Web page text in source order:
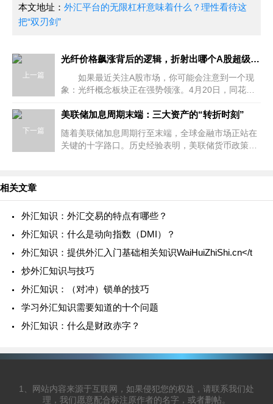
本文地址： 外汇平台的无限杠杆意味着什么？理性看待这
把“双刃剑”
上一篇
光纤价格飙涨背后的逻辑，折射出哪个A股超级赛道？
如果最近关注A股市场，你可能会注意到一个现
象：光纤概念板块正在强势领涨。4月20日，同花顺
光电等多只个股联袂涨停;4月以来，该
下一篇
美联储加息周期末端：三大资产的“转折时刻”
随着美联储加息周期行至末端，全球金融市场正站在
关键的十字路口。历史经验表明，美联储货币政策的
相关文章
外汇知识：外汇交易的特点有哪些？
外汇知识：什么是动向指数（DMI）？
外汇知识：提供外汇入门基础相关知识WaiHuiZhiShi.cn</t
炒外汇知识与技巧
外汇知识：（对冲）锁单的技巧
学习外汇知识需要知道的十个问题
外汇知识：什么是财政赤字？
1、网站内容来源于互联网，如果侵犯您的权益，请联系我们处
理，我们愿意配合标注原作者的名字，或者删帖。